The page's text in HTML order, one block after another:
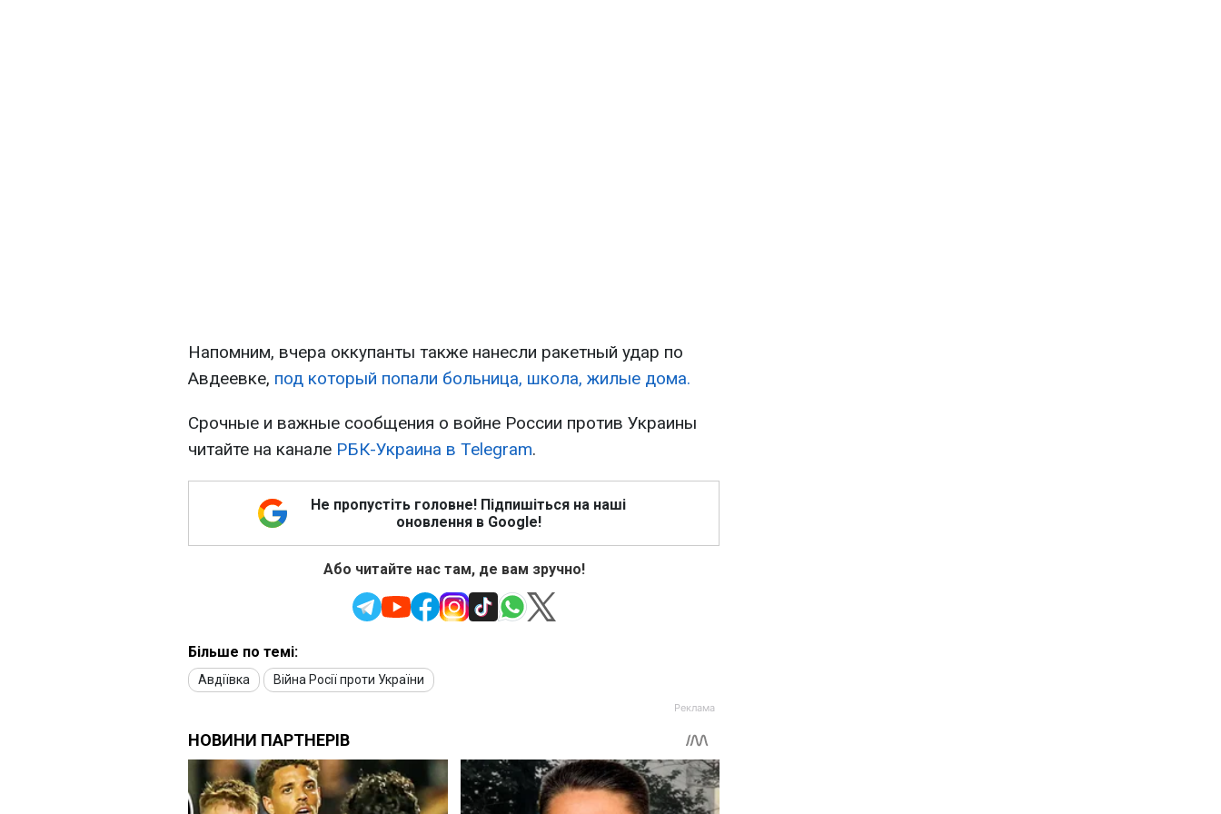
Напомним, вчера оккупанты также нанесли ракетный удар по
Авдеевке, под который попали больница, школа, жилые дома.
Срочные и важные сообщения о войне России против Украины
читайте на канале РБК-Украина в Telegram.
Не пропустіть головне! Підпишіться на наші
оновлення в Google!
Або читайте нас там, де вам зручно!
Більше по темі:
Авдіївка Війна Росії проти України